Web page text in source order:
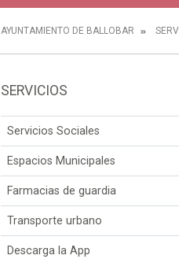
AYUNTAMIENTO DE BALLOBAR
SERVICIOS
Servicios Sociales
Espacios Municipales
Farmacias de guardia
Transporte urbano
Descarga la App